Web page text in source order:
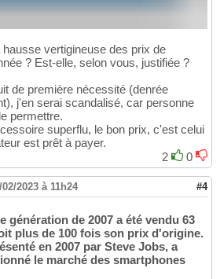
vertigineuse des prix de
? Est-elle, selon vous, justifiée ?
de première nécessité (denrée
j'en serai scandalisé, car personne
permettre.
superflu, le bon prix, c'est celui
est prêt à payer.
2
0
02/2023 à 11h24 #4
génération de 2007 a été vendu 63
plus de 100 fois son prix d'origine.
en 2007 par Steve Jobs, a
le marché des smartphones